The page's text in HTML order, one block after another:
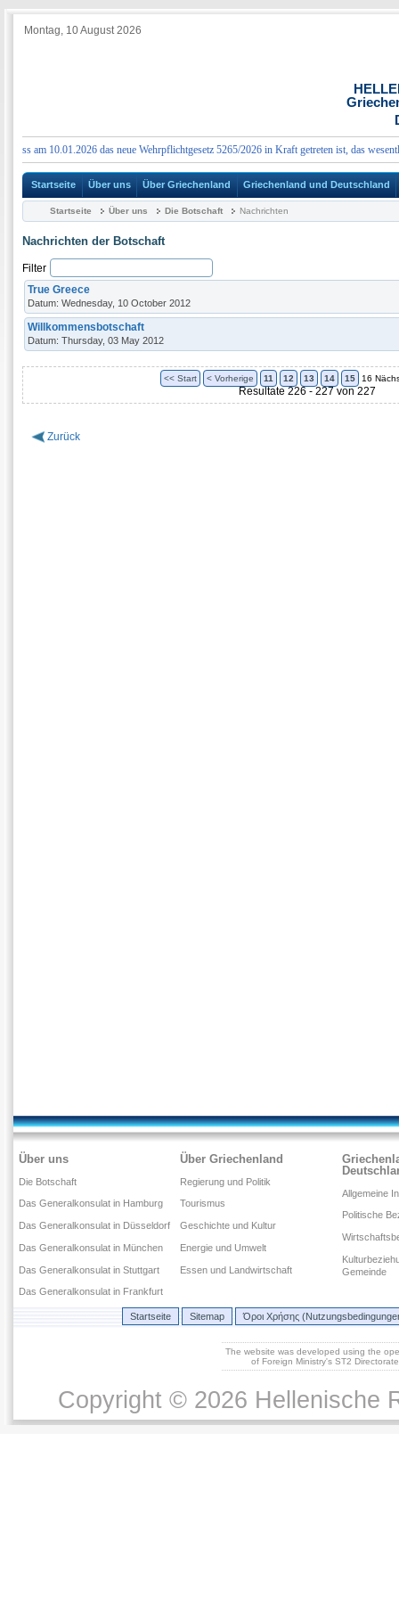
Montag, 10 August 2026
am 10.01.2026 das neue Wehrpflichtgesetz 5265/2026 in Kraft getreten ist, das
Startseite Über uns Über Griechenland Griechenland und Deutschland
Startseite Über uns Die Botschaft Nachrichten
Nachrichten der Botschaft
Filter
True Greece
Datum: Wednesday, 10 October 2012
Willkommensbotschaft
Datum: Thursday, 03 May 2012
<< Start < Vorherige 11 12 13 14 15 16
Resultate 226 - 227 von 227
Zurück
Über uns
Die Botschaft
Das Generalkonsulat in Hamburg
Das Generalkonsulat in Düsseldorf
Das Generalkonsulat in München
Das Generalkonsulat in Stuttgart
Das Generalkonsulat in Frankfurt
Über Griechenland
Regierung und Politik
Tourismus
Geschichte und Kultur
Energie und Umwelt
Essen und Landwirtschaft
Allgemeine
Politische
Gemeinde
Startseite Sitemap Όροι Χρήσης
The website was developed using the
of Foreign Ministry's ST2
Copyright © 2026 Hellenische